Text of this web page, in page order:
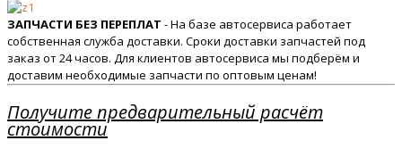
ЗАПЧАСТИ БЕЗ ПЕРЕПЛАТ - На базе автосервиса работает
собственная служба доставки. Сроки доставки запчастей под
заказ от 24 часов. Для клиентов автосервиса мы подберём и
доставим необходимые запчасти по оптовым ценам!
Получите предварительный расчёт
стоимости